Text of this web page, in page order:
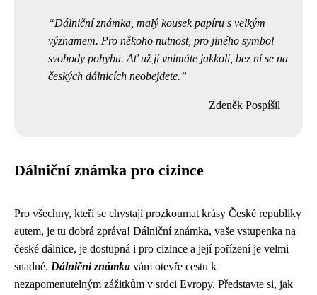
Dálniční známka, malý kousek papíru s velkým
významem. Pro někoho nutnost, pro jiného symbol
svobody pohybu. Ať už ji vnímáte jakkoli, bez ní se na
českých dálnicích neobejdete.
Zdeněk Pospíšil
Dálniční známka pro cizince
Pro všechny, kteří se chystají prozkoumat krásy České republiky
autem, je tu dobrá zpráva! Dálniční známka, vaše vstupenka na
české dálnice, je dostupná i pro cizince a její pořízení je velmi
snadné. Dálniční známka vám otevře cestu k
nezapomenutelným zážitkům v srdci Evropy. Představte si, jak